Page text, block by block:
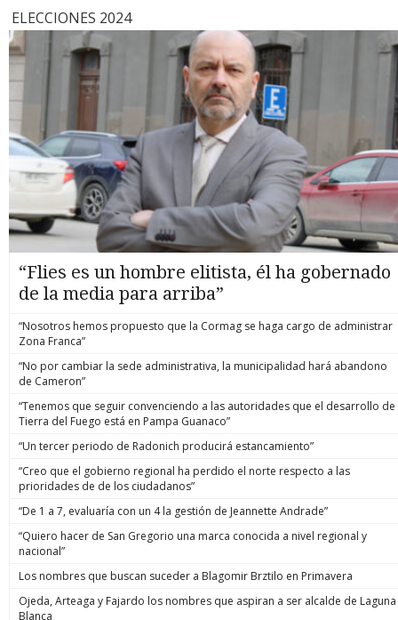
ELECCIONES 2024
“Flies es un hombre elitista, él ha gobernado
de la media para arriba”
“Nosotros hemos propuesto que la Cormag se haga cargo de administrar
Zona Franca”
“No por cambiar la sede administrativa, la municipalidad hará abandono
de Cameron”
“Tenemos que seguir convenciendo a las autoridades que el desarrollo de
Tierra del Fuego está en Pampa Guanaco”
“Un tercer periodo de Radonich producirá estancamiento”
“Creo que el gobierno regional ha perdido el norte respecto a las
prioridades de de los ciudadanos”
“De 1 a 7, evaluaría con un 4 la gestión de Jeannette Andrade”
“Quiero hacer de San Gregorio una marca conocida a nivel regional y
nacional”
Los nombres que buscan suceder a Blagomir Brztilo en Primavera
Ojeda, Arteaga y Fajardo los nombres que aspiran a ser alcalde de Laguna
Blanca